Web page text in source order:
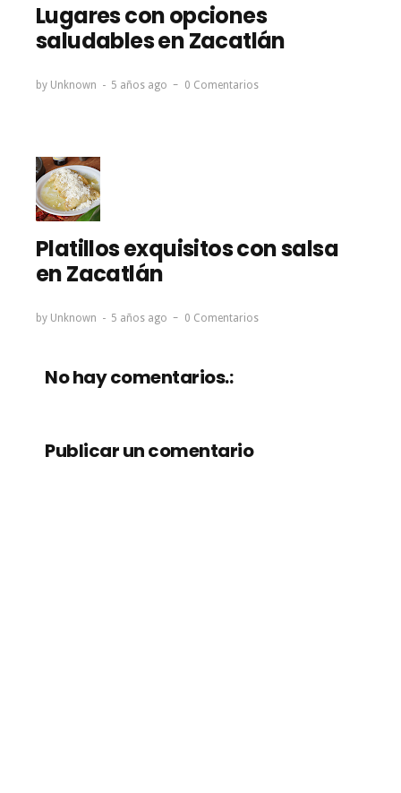
Lugares con opciones
saludables en Zacatlán
by Unknown 5 años ago 0 Comentarios
Platillos exquisitos con salsa
en Zacatlán
by Unknown 5 años ago 0 Comentarios
No hay comentarios.:
Publicar un comentario